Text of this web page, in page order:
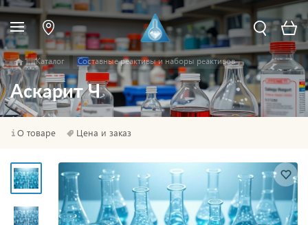
Каталог Составные реактивы и наборы реактивов
Аскарит Ч
О товаре Цена и заказ